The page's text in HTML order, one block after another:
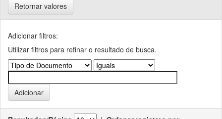
Retornar valores
Adicionar filtros:
Utilizar filtros para refinar o resultado de busca.